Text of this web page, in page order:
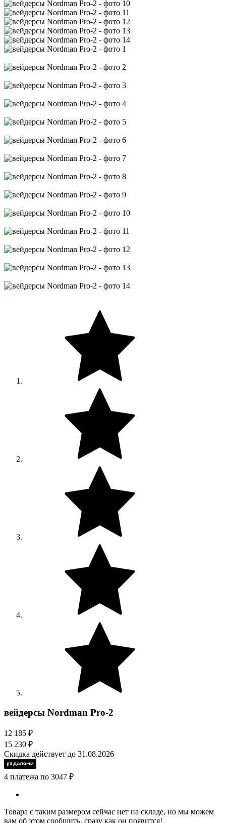
вейдерсы Nordman Pro-2
12 185 ₽
15 230 ₽
Скидка действует до 31.08.2026
4 платежа по 3047 ₽
Товара с таким размером сейчас нет на складе, но мы можем
вам об этом сообщить, сразу как он появится!